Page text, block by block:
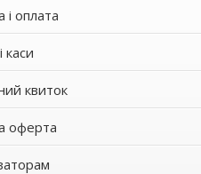
і оплата
каси
квиток
оферта